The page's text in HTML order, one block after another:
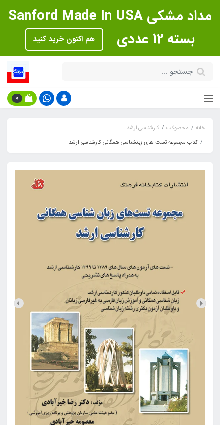
مداد مشکی Sanford Made In USA
بسته 12 عددی
هم اکنون خرید کنید
0
خانه محصولات
کارشناسی ارشد
کتاب مجموعه تست های زبانشناسی همگانی کارشناسی ارشد